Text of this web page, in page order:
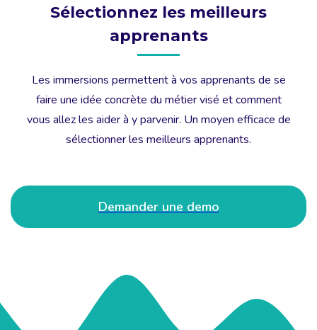
Sélectionnez les meilleurs
apprenants
Les immersions permettent à vos apprenants de se
faire une idée concrète du métier visé et comment
vous allez les aider à y parvenir. Un moyen efficace de
sélectionner les meilleurs apprenants.
Demander une demo